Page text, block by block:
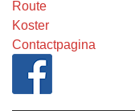
Route
Koster
Contactpagina